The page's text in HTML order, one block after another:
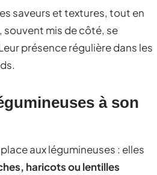
saveurs et textures, tout en
souvent mis de côté, se
présence régulière dans les
à son
aux légumineuses : elles
haricots ou lentilles